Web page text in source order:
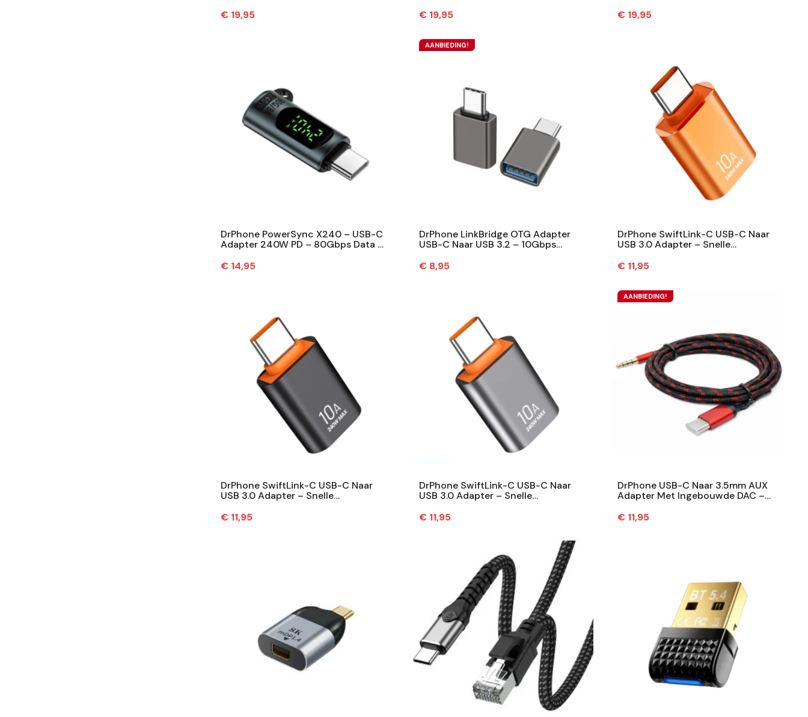
Prijs
€ 19,95
Voeding
Prijs
€ 19,95
Prijs
€ 19,95
DrPhone PowerSync X240 – USB-C
Adapter 240W PD – 80Gbps Data –
Prijs
€ 14,95
AANBIEDING!
DrPhone LinkBridge OTG Adapter
USB-C Naar USB 3.2 – 10Gbps
Prijs
€ 8,95
DrPhone SwiftLink-C USB-C Naar
USB 3.0 Adapter – Snelle
Metaal – Orange
Prijs
€ 11,95
DrPhone SwiftLink-C USB-C Naar
USB 3.0 Adapter – Snelle
Metaal – Zwart
Prijs
€ 11,95
DrPhone SwiftLink-C USB-C Naar
USB 3.0 Adapter – Snelle
Metaal – Grijs
Prijs
€ 11,95
AANBIEDING!
DrPhone USB-C Naar 3.5mm AUX
Adapter Met Ingebouwde DAC –
Audio...
Prijs
€ 11,95